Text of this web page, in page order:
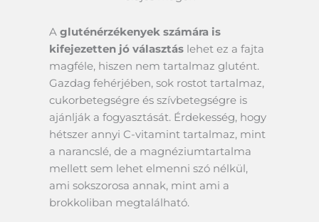
A gluténérzékenyek számára is
kifejezetten jó választáslehet ez a fajta
magféle, hiszen nem tartalmaz glutént.
Gazdag fehérjében, sok rostot tartalmaz,
cukorbetegségre és szívbetegségre is
ajánlják a fogyasztását. Érdekesség, hogy
hétszer annyi C-vitamint tartalmaz, mint
a narancslé, de a magnéziumtartalma
mellett sem lehet elmenni szó nélkül,
ami sokszorosa annak, mint ami a
brokkoliban megtalálható.